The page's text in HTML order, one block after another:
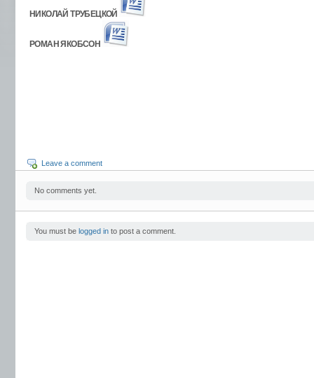
НИКОЛАЙ ТРУБЕЦКОЙ
РОМАН ЯКОБСОН
Leave a comment
No comments yet.
You must be logged in to post a comment.